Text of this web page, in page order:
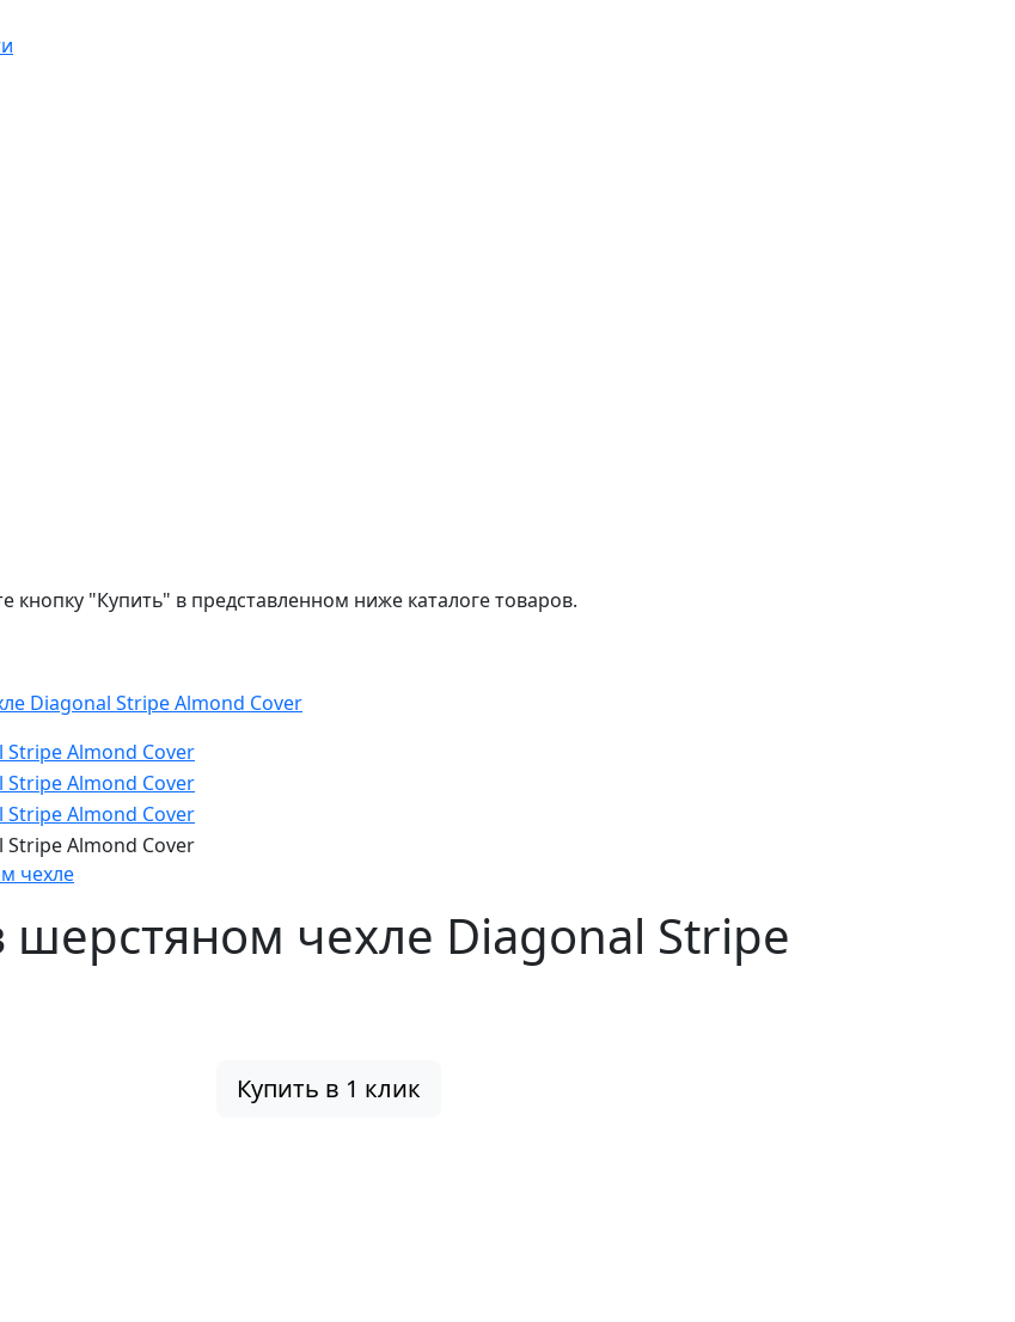
"Купить" в представленном ниже каталоге товаров.
Diagonal Stripe Almond Cover
чехле
шерстяном чехле Diagonal Stripe
Купить в 1 клик